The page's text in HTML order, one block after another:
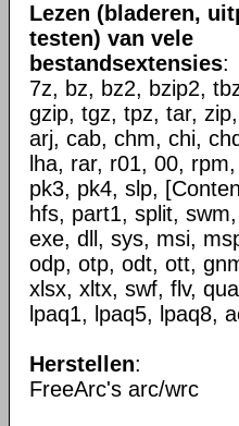
Lezen (bladeren,
testen) van vele
bestandsextensies:
7z, bz, bz2, bzip2,
gzip, tgz, tpz, tar,
arj, cab, chm, chi,
lha, rar, r01, 00,
pk3, pk4, slp,
hfs, part1, split,
exe, dll, sys, msi,
odp, otp, odt, ott,
xlsx, xltx, swf, flv,
lpaq1, lpaq5, lpaq8,
Herstellen:
FreeArc's arc/wrc